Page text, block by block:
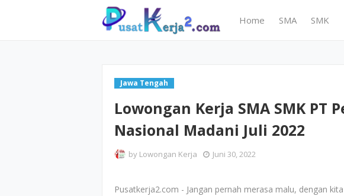
Home SMA SMK
Jawa Tengah
Lowongan Kerja SMA SMK PT
Nasional Madani Juli 2022
by Lowongan Kerja Juni 30, 2022
Pusatkerja2.com - Jangan pernah merasa malu, dengan